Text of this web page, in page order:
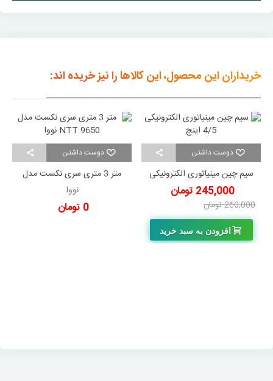
خریداران این محصول، این کالاها را نیز خریده اند:
دوست داشتن
سیم چین مینیاتوری الکترونیکی
4/5 اینچ
245,000 تومان
260,000 تومان
افزودن به سبد خرید
دوست داشتن
متر 3 متری سری نکست مدل
NTT 9650 نووا
نووا
0 تومان